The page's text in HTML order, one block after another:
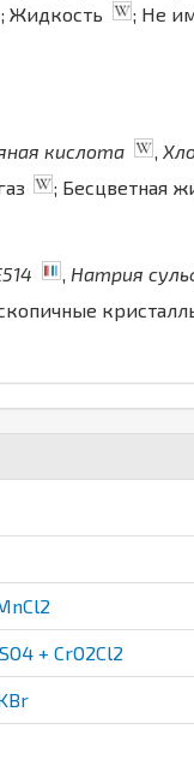
; Жидкость
; Не
кислота
; Бесцветная
, Натрия
+ CrO2Cl2